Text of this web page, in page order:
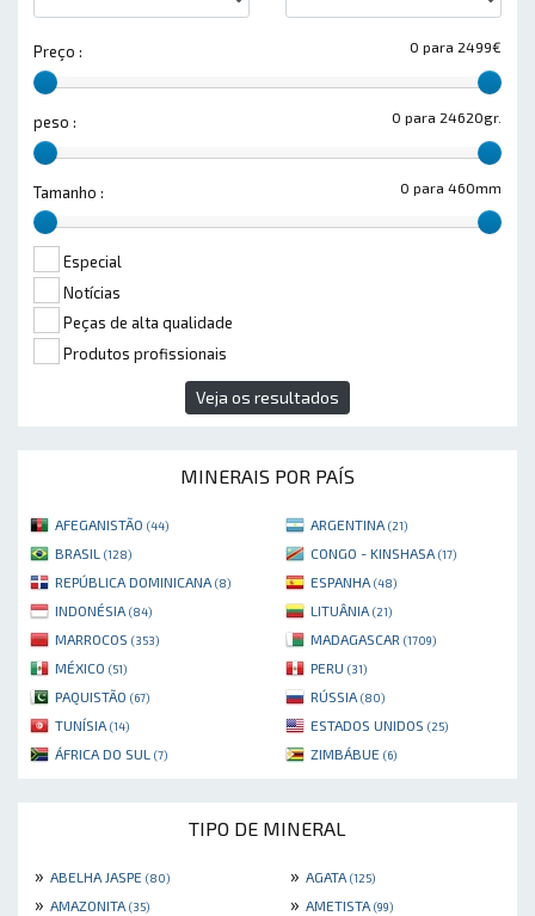
0 para 2499€
Preço :
0 para 24620gr.
peso :
0 para 460mm
Tamanho :
Especial
Notícias
Peças de alta qualidade
Produtos profissionais
Veja os resultados
MINERAIS POR PAÍS
AFEGANISTÃO (44) ARGENTINA (21)
BRASIL (128) CONGO - KINSHASA (17)
REPÚBLICA DOMINICANA (8) ESPANHA (48)
INDONÉSIA (84) LITUÂNIA (21)
MARROCOS (353) MADAGASCAR (1709)
MÉXICO (51) PERU (31)
PAQUISTÃO (67) RÚSSIA (80)
TUNÍSIA (14) ESTADOS UNIDOS (25)
ÁFRICA DO SUL (7) ZIMBÁBUE (6)
TIPO DE MINERAL
» ABELHA JASPE (80) » AGATA (125)
» AMAZONITA (35) » AMETISTA (99)